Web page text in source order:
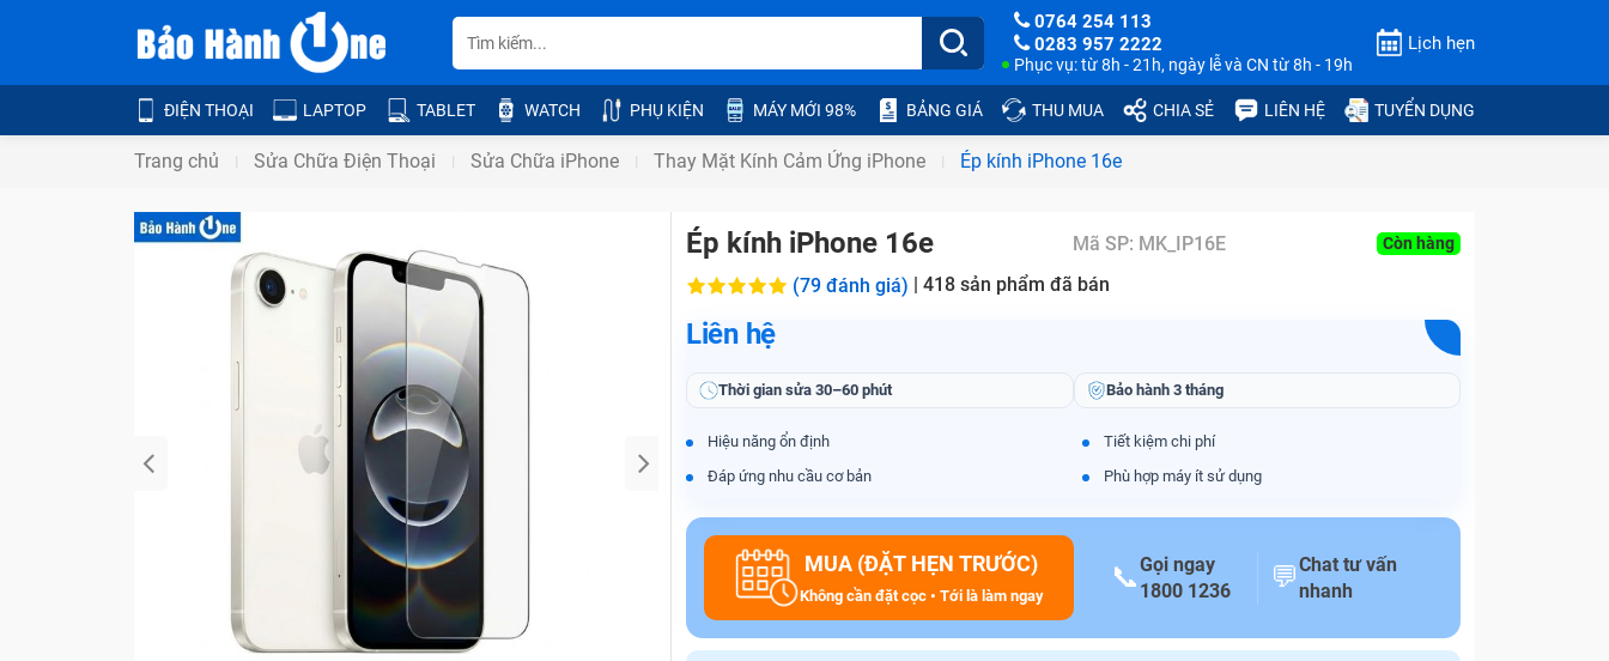
0764 254 113
0283 957 2222
Phục vụ: từ 8h - 21h, ngày lễ và CN từ 8h - 19h
Lịch hẹn
ĐIỆN THOẠI LAPTOP TABLET WATCH PHỤ KIỆN MÁY MỚI 98% BẢNG GIÁ THU MUA CHIA SẺ LIÊN HỆ TUYỂN DỤNG
Trang chủ Sửa Chữa Điện Thoại Sửa Chữa iPhone Thay Mặt Kính Cảm Ứng iPhone Ép kính iPhone 16e
Bảo Hành One
Ép kính iPhone 16e Mã SP: MK_IP16E Còn hàng
(79 đánh giá) | 418 sản phẩm đã bán
Liên hệ
Thời gian sửa 30–60 phút Bảo hành 3 tháng
Hiệu năng ổn định
Đáp ứng nhu cầu cơ bản
Tiết kiệm chi phí
Phù hợp máy ít sử dụng
MUA (ĐẶT HẸN TRƯỚC)
Không cần đặt cọc • Tới là làm ngay
📞Gọi ngay
1800 1236
💬Chat tư vấn
nhanh